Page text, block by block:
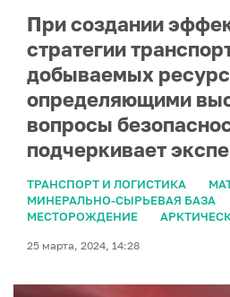
При создании
стратегии
добываемых
определяющими
вопросы
подчеркивает
ТРАНСПОРТ И ЛОГИСТИКА
МИНЕРАЛЬНО-СЫРЬЕВАЯ БАЗА
МЕСТОРОЖДЕНИЕ
25 марта, 2024, 14:28